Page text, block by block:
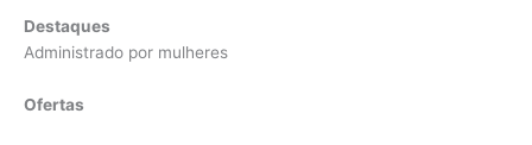
Destaques
Administrado por mulheres
Ofertas